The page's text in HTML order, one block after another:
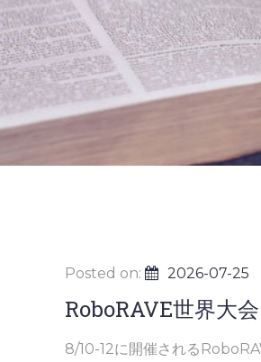
Posted on: 2026-07-25
RoboRAVE世界大
8/10-12に開催される